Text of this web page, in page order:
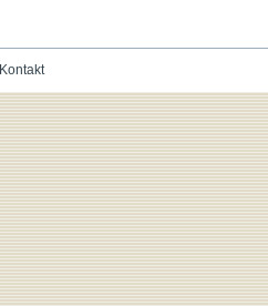
Kontakt